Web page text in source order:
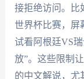
接拒绝访问。比
世界杯比赛，屏
试看阿根廷VS
放”。这些限制
的中文解说，尤